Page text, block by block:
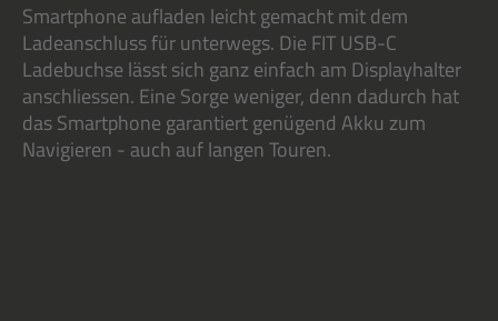
Smartphone aufladen leicht gemacht mit dem
Ladeanschluss für unterwegs. Die FIT USB-C
Ladebuchse lässt sich ganz einfach am Displayhalter
anschliessen. Eine Sorge weniger, denn dadurch hat
das Smartphone garantiert genügend Akku zum
Navigieren - auch auf langen Touren.